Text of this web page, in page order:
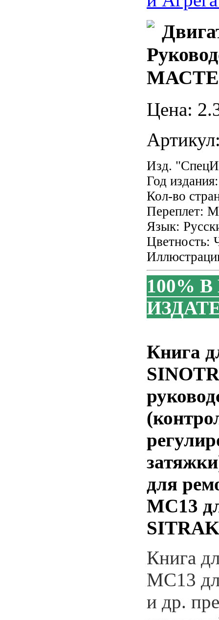
Цена: 2
Изд.
Год
Кол-во
Переплет:
Язык:
Цветность:
100%
Книга
для
МС13
Книга
МС13
и др.